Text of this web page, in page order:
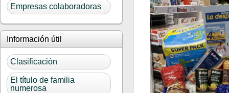
Empresas colaboradoras
Información útil
Clasificación
El título de familia
numerosa